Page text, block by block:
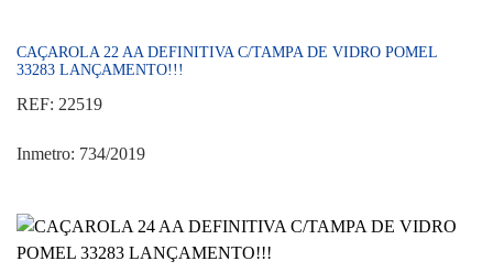
CAÇAROLA 22 AA DEFINITIVA C/TAMPA DE VIDRO POMEL
33283 LANÇAMENTO!!!
REF: 22519
Inmetro: 734/2019